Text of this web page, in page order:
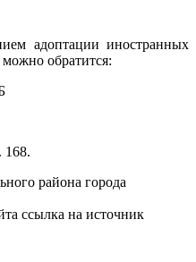
адоптации иностранных
обратится:
168.
района города
ссылка на источник